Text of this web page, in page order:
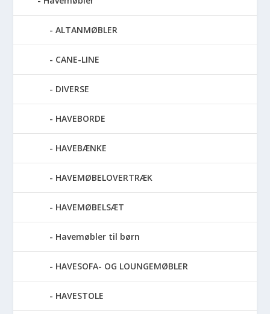
ALTANMØBLER
CANE-LINE
DIVERSE
HAVEBORDE
HAVEBÆNKE
HAVEMØBELOVERTRÆK
HAVEMØBELSÆT
Havemøbler til børn
HAVESOFA- OG LOUNGEMØBLER
HAVESTOLE